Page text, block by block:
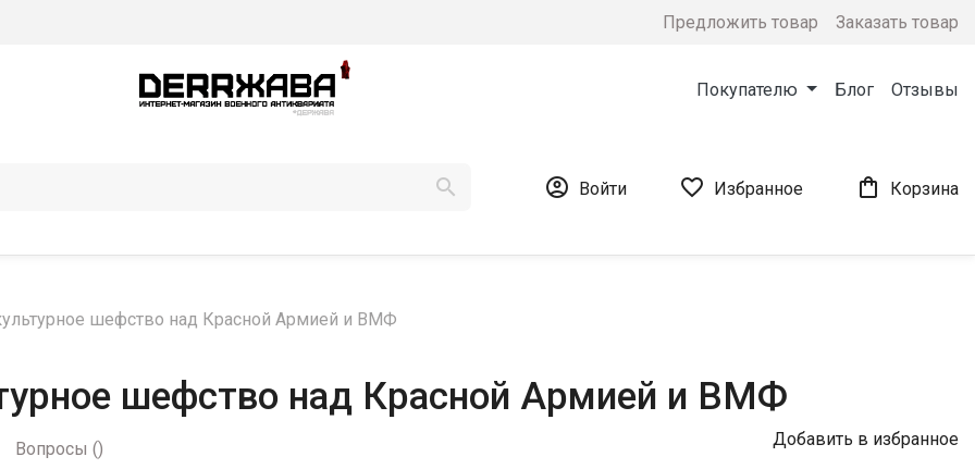
Предложить товар Заказать товар
Покупателю Блог Отзывы
  Войти  Избранное  Корзина
шефство над Красной Армией и ВМФ
шефство над Красной Армией и ВМФ
Вопросы () Добавить в избранное